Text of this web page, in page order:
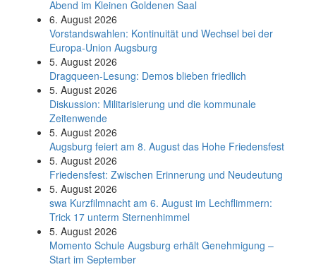
Abend im Kleinen Goldenen Saal
6. August 2026
Vorstandswahlen: Kontinuität und Wechsel bei der
Europa-Union Augsburg
5. August 2026
Dragqueen-Lesung: Demos blieben friedlich
5. August 2026
Diskussion: Mi­li­ta­ri­sie­rung und die kommunale
Zeitenwende
5. August 2026
Augsburg feiert am 8. August das Hohe Friedensfest
5. August 2026
Friedensfest: Zwischen Erinnerung und Neudeutung
5. August 2026
swa Kurz­film­nacht am 6. August im Lech­flim­mern:
Trick 17 unterm Sternen­himmel
5. August 2026
Momento Schule Augsburg erhält Genehmigung –
Start im September